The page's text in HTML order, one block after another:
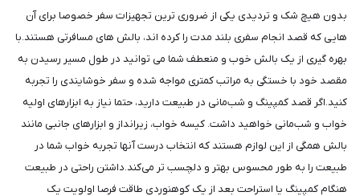
بدون هیچ شک و تردیدی یکی از ضروری ترین تجهیزات سفر خصوصا برای آن
هایی که قصد انجام سفری بلند مدت را کرده اند، بالش های مسافرتی هستند.با
بهره گیری از یک بالش خوب و منعطف شما می توانید در طول مسیر رسیدن به
مقصد خود با خستگی به مراتب کمتری مواجه شده و سفر خوشایندی را تجربه
کنید.اگر قصد کمپینگ و شب‌مانی در طبیعت دارید، حتما نیاز به ابزارهای اولیه
خواب و شب‌مانی خواهید داشت. کیسه خواب، زیرانداز و ابزارهای جانبی مانند
بالش همگی از این لوازم هستند که انتخاب درست آنها تجربه خواب شما در
طبیعت را به طور محسوس بهتر و دلچسب تر می‌کند.داشتن راحتی در طبیعت
هنگام کمپینگ یا استراحت بعد از یک کوهنوردی طاقت فرصا اولویت یک